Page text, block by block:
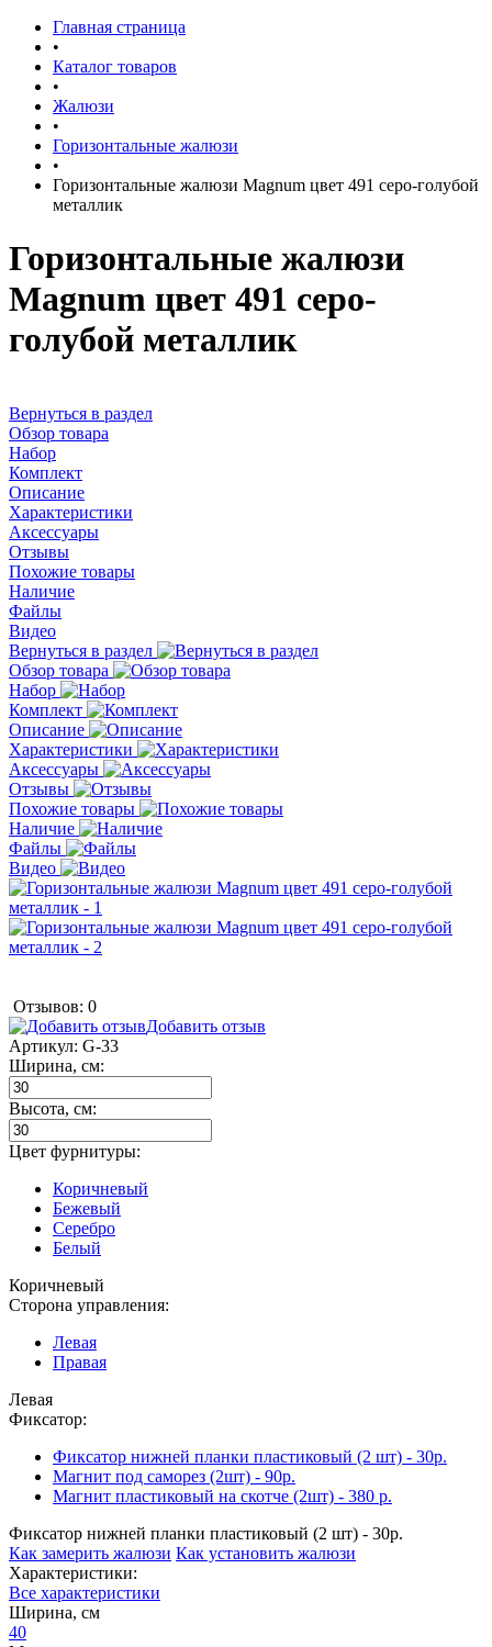
Главная страница
•
Каталог товаров
•
Жалюзи
•
Горизонтальные жалюзи
•
Горизонтальные жалюзи Magnum цвет 491 серо-голубой
металлик
Горизонтальные жалюзи
Magnum цвет 491 серо-
голубой металлик
Вернуться в раздел
Обзор товара
Набор
Комплект
Описание
Характеристики
Аксессуары
Отзывы
Похожие товары
Наличие
Файлы
Видео
Вернуться в раздел
Обзор товара
Набор
Комплект
Описание
Характеристики
Аксессуары
Отзывы
Похожие товары
Наличие
Файлы
Видео
Отзывов: 0
Добавить отзыв
Артикул: G-33
Ширина, см:
Высота, см:
Цвет фурнитуры:
Коричневый
Бежевый
Серебро
Белый
Коричневый
Сторона управления:
Левая
Правая
Левая
Фиксатор:
Фиксатор нижней планки пластиковый (2 шт) - 30р.
Магнит под саморез (2шт) - 90р.
Магнит пластиковый на скотче (2шт) - 380 р.
Фиксатор нижней планки пластиковый (2 шт) - 30р.
Как замерить жалюзи Как установить жалюзи
Характеристики:
Все характеристики
Ширина, см
40